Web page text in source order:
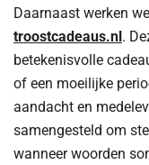
Daarnaast werken
troostcadeaus.nl.
betekenisvolle
of een moeilijke
aandacht en
samengesteld om
wanneer woorden